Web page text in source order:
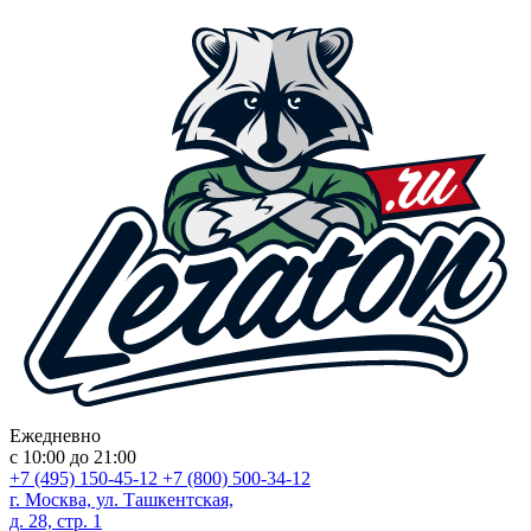
Ежедневно
с 10:00 до 21:00
+7 (495) 150-45-12 +7 (800) 500-34-12
г. Москва, ул. Ташкентская,
д. 28, стр. 1